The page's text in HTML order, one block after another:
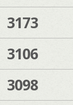
3173
3106
3098